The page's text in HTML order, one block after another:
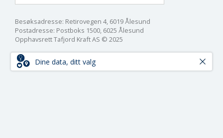
Besøksadresse: Retirovegen 4, 6019 Ålesund
Postadresse: Postboks 1500, 6025 Ålesund
Opphavsrett Tafjord Kraft AS © 2025
Dine data, ditt valg